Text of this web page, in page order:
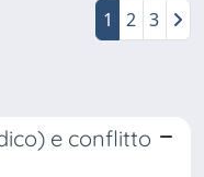
1 2 3
e conflitto